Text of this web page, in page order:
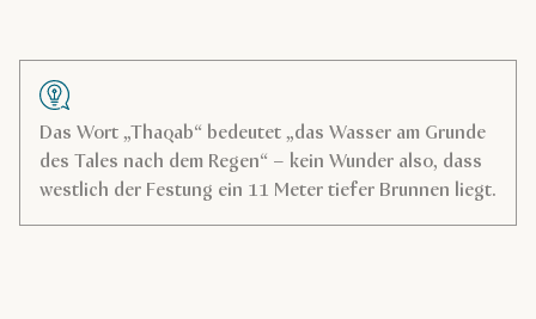
Das Wort „Thaqab“ bedeutet „das Wasser am Grunde
des Tales nach dem Regen“ – kein Wunder also, dass
westlich der Festung ein 11 Meter tiefer Brunnen liegt.